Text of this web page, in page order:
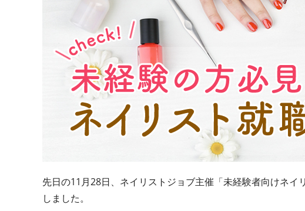
先日の11月28日、ネイリストジョブ主催「未経験者向けネ
しました。